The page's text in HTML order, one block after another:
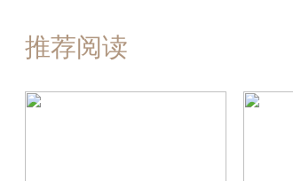
推荐阅读